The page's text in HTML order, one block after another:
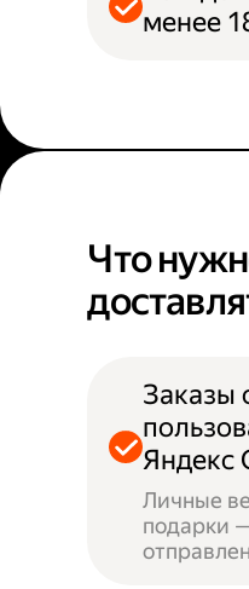
менее
Что
Заказы
Яндекс
Личные
подарки